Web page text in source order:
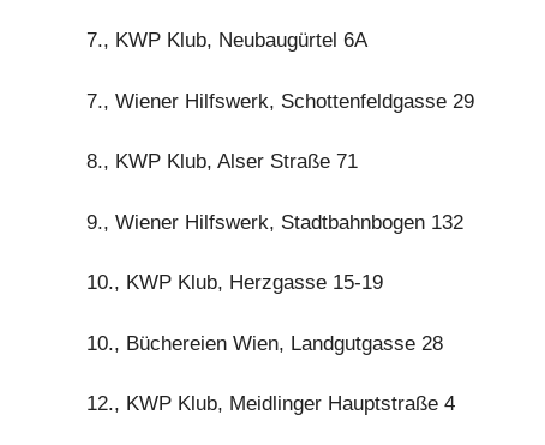
7., KWP Klub, Neubaugürtel 6A
7., Wiener Hilfswerk, Schottenfeldgasse 29
8., KWP Klub, Alser Straße 71
9., Wiener Hilfswerk, Stadtbahnbogen 132
10., KWP Klub, Herzgasse 15-19
10., Büchereien Wien, Landgutgasse 28
12., KWP Klub, Meidlinger Hauptstraße 4